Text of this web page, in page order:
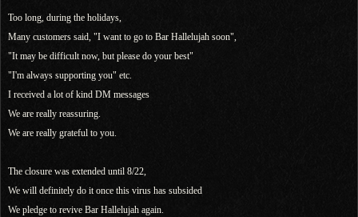
Too long, during the holidays,
Many customers said, "I want to go to Bar Hallelujah soon",
"It may be difficult now, but please do your best"
"I'm always supporting you" etc.
I received a lot of kind DM messages
We are really reassuring.
We are really grateful to you.
The closure was extended until 8/22,
We will definitely do it once this virus has subsided
We pledge to revive Bar Hallelujah again.